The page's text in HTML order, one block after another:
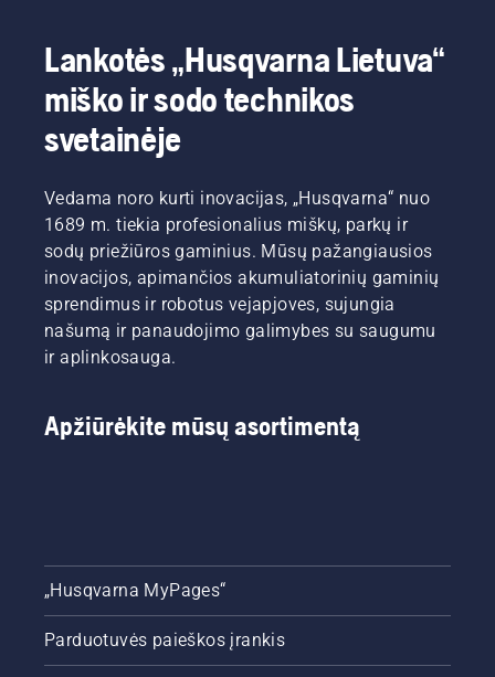
Lankotės „Husqvarna Lietuva“
miško ir sodo technikos
svetainėje
Vedama noro kurti inovacijas, „Husqvarna“ nuo
1689 m. tiekia profesionalius miškų, parkų ir
sodų priežiūros gaminius. Mūsų pažangiausios
inovacijos, apimančios akumuliatorinių gaminių
sprendimus ir robotus vejapjoves, sujungia
našumą ir panaudojimo galimybes su saugumu
ir aplinkosauga.
Apžiūrėkite mūsų asortimentą
„Husqvarna MyPages“
Parduotuvės paieškos įrankis